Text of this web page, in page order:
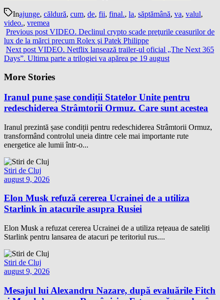
Inajunge, căldură, cum, de, fii, final., la, săptămână, va, valul,
video., vremea
Previous post VIDEO. Declinul crypto scade preţurile ceasurilor de
lux de la mărci precum Rolex şi Patek Philippe
Next post VIDEO. Netflix lansează trailer-ul oficial „The Next 365
Days”. Ultima parte a trilogiei va apărea pe 19 august
More Stories
Iranul pune șase condiții Statelor Unite pentru
redeschiderea Strâmtorii Ormuz. Care sunt acestea
Iranul prezintă șase condiții pentru redeschiderea Strâmtorii Ormuz,
transformând controlul uneia dintre cele mai importante rute
energetice ale lumii într-o...
Stiri de Cluj
august 9, 2026
Elon Musk refuză cererea Ucrainei de a utiliza
Starlink în atacurile asupra Rusiei
Elon Musk a refuzat cererea Ucrainei de a utiliza rețeaua de sateliți
Starlink pentru lansarea de atacuri pe teritoriul rus....
Stiri de Cluj
august 9, 2026
Mesajul lui Alexandru Nazare, după evaluările Fitch